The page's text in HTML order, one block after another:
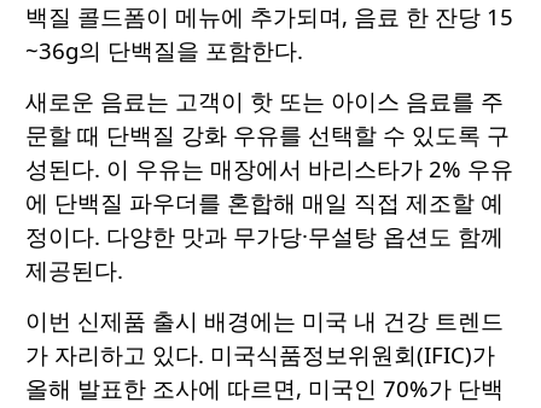
백질 콜드폼이 메뉴에 추가되며, 음료 한 잔당 15
~36g의 단백질을 포함한다.
새로운 음료는 고객이 핫 또는 아이스 음료를 주
문할 때 단백질 강화 우유를 선택할 수 있도록 구
성된다. 이 우유는 매장에서 바리스타가 2% 우유
에 단백질 파우더를 혼합해 매일 직접 제조할 예
정이다. 다양한 맛과 무가당·무설탕 옵션도 함께
제공된다.
이번 신제품 출시 배경에는 미국 내 건강 트렌드
가 자리하고 있다. 미국식품정보위원회(IFIC)가
올해 발표한 조사에 따르면, 미국인 70%가 단백